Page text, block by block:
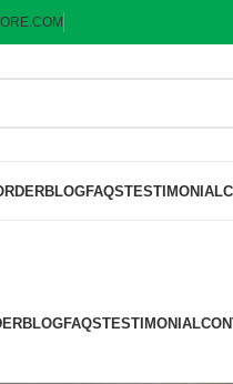
BLOGFAQSTESTIMONIAL
BLOGFAQSTESTIMONIAL